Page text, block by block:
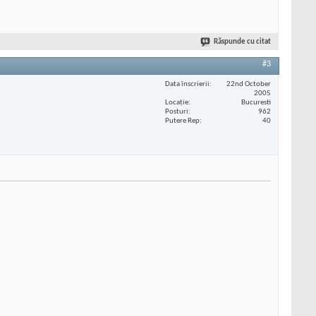
Răspunde cu citat
#3
Data înscrierii
22nd October
2005
Locaţie
Bucuresti
Posturi
962
Putere Rep
40